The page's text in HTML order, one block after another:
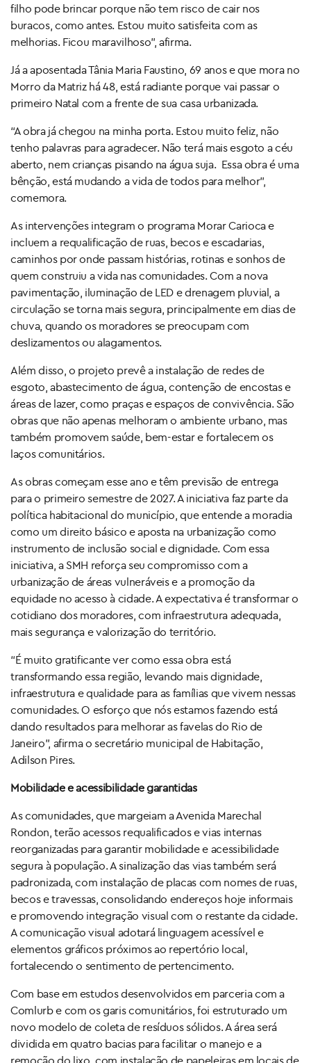
filho pode brincar porque não tem risco de cair nos
buracos, como antes. Estou muito satisfeita com as
melhorias. Ficou maravilhoso”, afirma.
Já a aposentada Tânia Maria Faustino, 69 anos e que mora no
Morro da Matriz há 48, está radiante porque vai passar o
primeiro Natal com a frente de sua casa urbanizada.
“A obra já chegou na minha porta. Estou muito feliz, não
tenho palavras para agradecer. Não terá mais esgoto a céu
aberto, nem crianças pisando na água suja. Essa obra é uma
bênção, está mudando a vida de todos para melhor”,
comemora.
As intervenções integram o programa Morar Carioca e
incluem a requalificação de ruas, becos e escadarias,
caminhos por onde passam histórias, rotinas e sonhos de
quem construiu a vida nas comunidades. Com a nova
pavimentação, iluminação de LED e drenagem pluvial, a
circulação se torna mais segura, principalmente em dias de
chuva, quando os moradores se preocupam com
deslizamentos ou alagamentos.
Além disso, o projeto prevê a instalação de redes de
esgoto, abastecimento de água, contenção de encostas e
áreas de lazer, como praças e espaços de convivência. São
obras que não apenas melhoram o ambiente urbano, mas
também promovem saúde, bem-estar e fortalecem os
laços comunitários.
As obras começam esse ano e têm previsão de entrega
para o primeiro semestre de 2027. A iniciativa faz parte da
política habitacional do município, que entende a moradia
como um direito básico e aposta na urbanização como
instrumento de inclusão social e dignidade. Com essa
iniciativa, a SMH reforça seu compromisso com a
urbanização de áreas vulneráveis e a promoção da
equidade no acesso à cidade. A expectativa é transformar o
cotidiano dos moradores, com infraestrutura adequada,
mais segurança e valorização do território.
“É muito gratificante ver como essa obra está
transformando essa região, levando mais dignidade,
infraestrutura e qualidade para as famílias que vivem nessas
comunidades. O esforço que nós estamos fazendo está
dando resultados para melhorar as favelas do Rio de
Janeiro”, afirma o secretário municipal de Habitação,
Adilson Pires.
Mobilidade e acessibilidade garantidas
As comunidades, que margeiam a Avenida Marechal
Rondon, terão acessos requalificados e vias internas
reorganizadas para garantir mobilidade e acessibilidade
segura à população. A sinalização das vias também será
padronizada, com instalação de placas com nomes de ruas,
becos e travessas, consolidando endereços hoje informais
e promovendo integração visual com o restante da cidade.
A comunicação visual adotará linguagem acessível e
elementos gráficos próximos ao repertório local,
fortalecendo o sentimento de pertencimento.
Com base em estudos desenvolvidos em parceria com a
Comlurb e com os garis comunitários, foi estruturado um
novo modelo de coleta de resíduos sólidos. A área será
dividida em quatro bacias para facilitar o manejo e a
remoção do lixo, com instalação de papeleiras em locais de